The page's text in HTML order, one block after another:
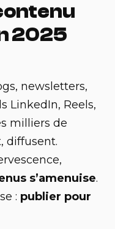
2025
newsletters,
LinkedIn, Reels,
milliers de
diffusent.
s’amenuise.
: publier pour